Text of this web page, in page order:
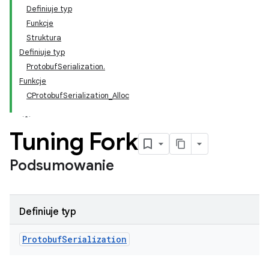
Definiuje typ
Funkcje
Struktura
Definiuje typ
ProtobufSerialization.
Funkcje
CProtobufSerialization_Alloc
Tuning Fork
Podsumowanie
Definiuje typ
ProtobufSerialization